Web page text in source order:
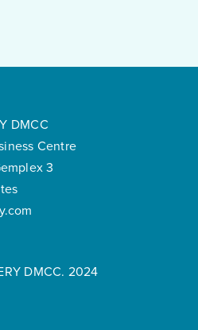
DMCC
Centre
3
DMCC. 2024